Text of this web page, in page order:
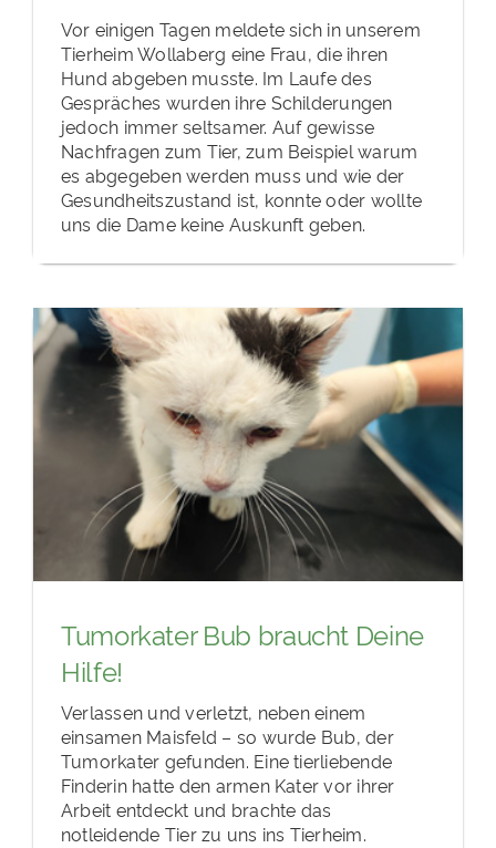
Vor einigen Tagen meldete sich in unserem
Tierheim Wollaberg eine Frau, die ihren
Hund abgeben musste. Im Laufe des
Gespräches wurden ihre Schilderungen
jedoch immer seltsamer. Auf gewisse
Nachfragen zum Tier, zum Beispiel warum
es abgegeben werden muss und wie der
Gesundheitszustand ist, konnte oder wollte
uns die Dame keine Auskunft geben.
Tumorkater Bub braucht Deine
Hilfe!
Verlassen und verletzt, neben einem
einsamen Maisfeld – so wurde Bub, der
Tumorkater gefunden. Eine tierliebende
Finderin hatte den armen Kater vor ihrer
Arbeit entdeckt und brachte das
notleidende Tier zu uns ins Tierheim.